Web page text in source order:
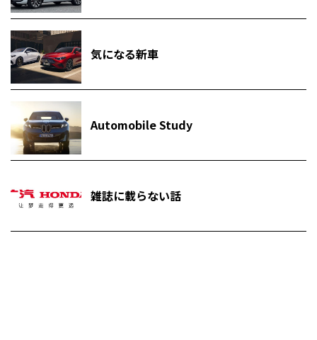
気になる新車
Automobile Study
雑誌に載らない話